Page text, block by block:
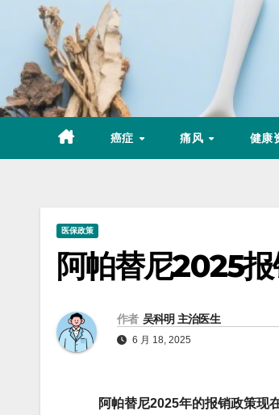
content
癌症 痛风 健康
医保政策
阿帕替尼2025
作者 吴科明 主治医生
6 月 18, 2025
阿帕替尼2025年的报销政策现